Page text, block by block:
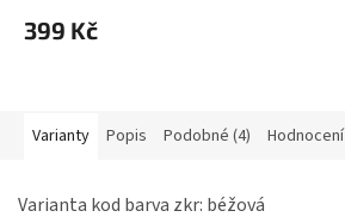
399 Kč
Varianty Popis Podobné (4) Hodnocení
Varianta kod barva zkr: béžová